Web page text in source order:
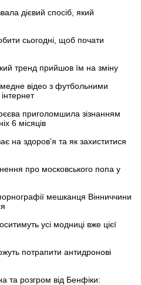
дієвий спосіб, який
сьогодні, щоб почати
тренд прийшов їм на зміну
відео з футбольними
приголомшила зізнанням
6 місяців
на здоров’я та як захиститися
про московського попа у
мешканця Вінниччини
усі модниці вже цієї
потрапити антидронові
та розгром від Бенфіки: